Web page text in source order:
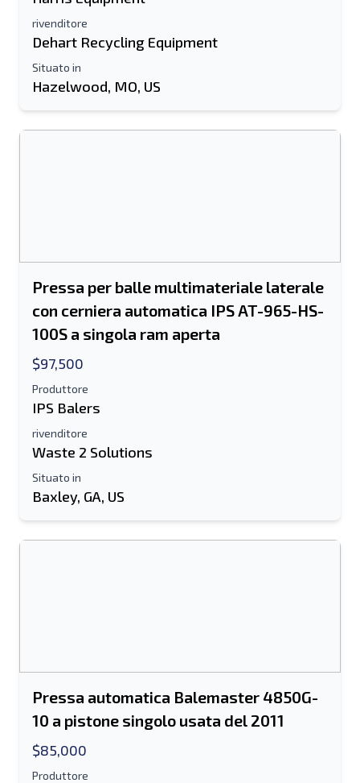
Indirizzo e-mail
Mobile
rivenditore
Dehart Recycling Equipment
Situato in
Hazelwood, MO, US
Pressa per balle multimateriale laterale
con cerniera automatica IPS AT-965-HS-
100S a singola ram aperta
$97,500
Produttore
IPS Balers
rivenditore
Waste 2 Solutions
Situato in
Baxley, GA, US
Pressa automatica Balemaster 4850G-
10 a pistone singolo usata del 2011
$85,000
Produttore
Invia ad un amico
Informazioni aggiuntive